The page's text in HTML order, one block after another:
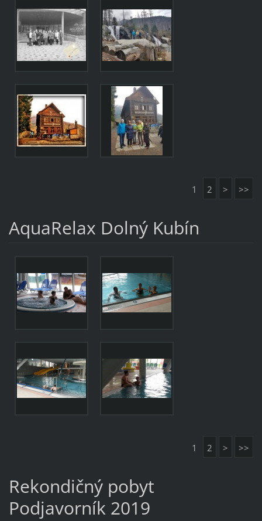
1 2 > >>
AquaRelax Dolný Kubín
1 2 > >>
Rekondičný pobyt
Podjavorník 2019